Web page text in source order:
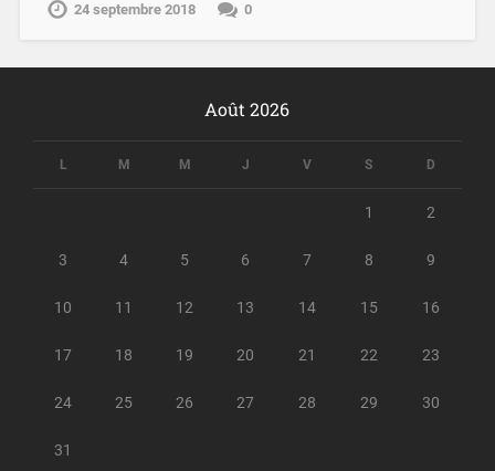
24 septembre 2018 0
Août 2026
L M M J V S D
1 2
3 4 5 6 7 8 9
10 11 12 13 14 15 16
17 18 19 20 21 22 23
24 25 26 27 28 29 30
31